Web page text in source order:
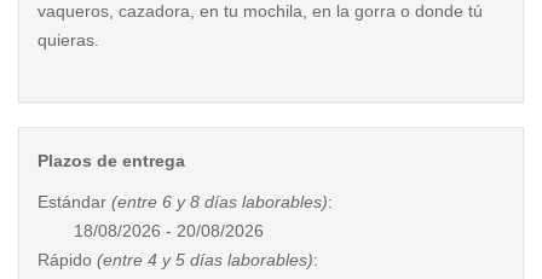
vaqueros, cazadora, en tu mochila, en la gorra o donde tú
quieras.
Plazos de entrega
Estándar (entre 6 y 8 días laborables):
18/08/2026 - 20/08/2026
Rápido (entre 4 y 5 días laborables):